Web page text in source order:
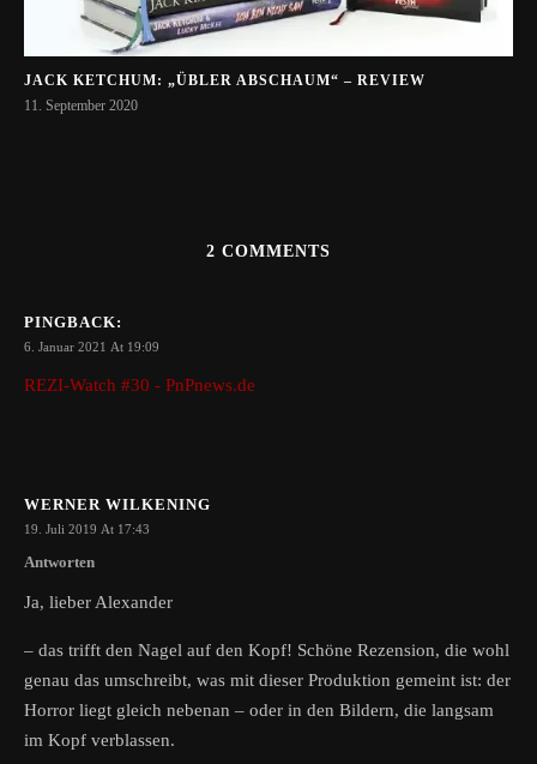
JACK KETCHUM: „ÜBLER ABSCHAUM“ – REVIEW
11. September 2020
2 COMMENTS
PINGBACK:
6. Januar 2021 At 19:09
REZI-Watch #30 - PnPnews.de
WERNER WILKENING
19. Juli 2019 At 17:43
Antworten
Ja, lieber Alexander
– das trifft den Nagel auf den Kopf! Schöne Rezension, die wohl
genau das umschreibt, was mit dieser Produktion gemeint ist: der
Horror liegt gleich nebenan – oder in den Bildern, die langsam
im Kopf verblassen.